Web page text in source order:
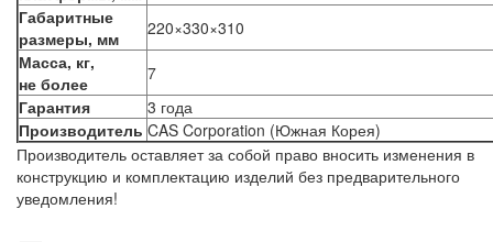
Габаритные
размеры, мм
220×330×310
Масса, кг,
не более
7
Гарантия
3 года
Производитель CAS Corporation (Южная Корея)
Производитель оставляет за собой право вносить изменения в
конструкцию и комплектацию изделий без предварительного
уведомления!